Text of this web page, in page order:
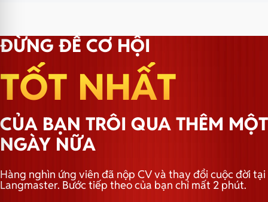
ĐỪNG ĐỂ CƠ HỘI
TỐT NHẤT
CỦA BẠN TRÔI QUA THÊM MỘT
NGÀY NỮA
Hàng nghìn ứng viên đã nộp CV và thay đổi cuộc đời tại
Langmaster. Bước tiếp theo của bạn chỉ mất 2 phút.